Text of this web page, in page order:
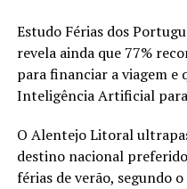
Estudo Férias dos
revela ainda que 77%
para financiar a viagem e
Inteligência Artificial
O Alentejo Litoral
destino nacional
férias de verão, segundo